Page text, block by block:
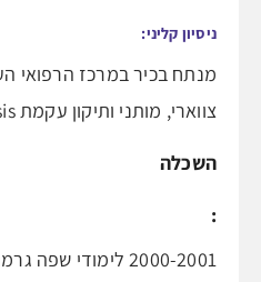
ניסיון קליני:
מנתח בכיר במרכז הרפואי
צווארי, מותני ותיקון עקמת scoliosis.
השכלה
: